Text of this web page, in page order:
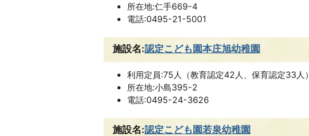
所在地:仁手669-4
電話:0495-21-5001
施設名:認定こども園本庄旭幼稚園
利用定員:75人（教育認定42人、保育認定33人）
所在地:小島395-2
電話:0495-24-3626
施設名:認定こども園若泉幼稚園